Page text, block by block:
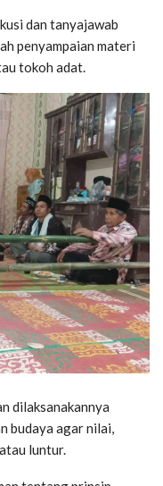
dan tanyajawab
penyampaian materi
tokoh adat.
dilaksanakannya
budaya agar nilai,
luntur.